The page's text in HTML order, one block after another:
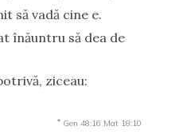
să vadă cine e.
înăuntru să dea de
ziceau:
* Gen 48:16 Mat 18:10